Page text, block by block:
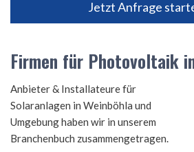
Jetzt Anfrage
Firmen für Photovoltaik
Anbieter & Installateure für
Solaranlagen in Weinböhla und
Umgebung haben wir in unserem
Branchenbuch zusammengetragen.